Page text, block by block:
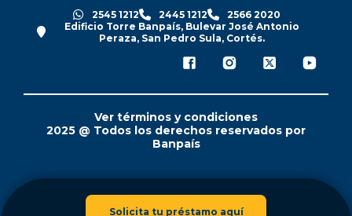
Solicita tu préstamo aquí
2545 1212 2445 1212
2566 2020
Edificio Torre Banpaís, Bulevar José Antonio
Peraza, San Pedro Sula, Cortés.
Ver términos y condiciones
2025 @ Todos los derechos reservados por
Banpaís